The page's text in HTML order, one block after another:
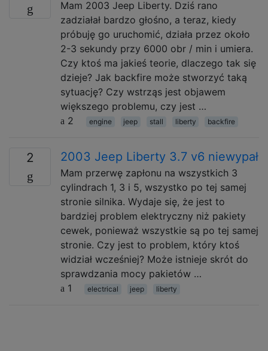
Mam 2003 Jeep Liberty. Dziś rano
zadziałał bardzo głośno, a teraz, kiedy
próbuję go uruchomić, działa przez około
2-3 sekundy przy 6000 obr / min i umiera.
Czy ktoś ma jakieś teorie, dlaczego tak się
dzieje? Jak backfire może stworzyć taką
sytuację? Czy wstrząs jest objawem
większego problemu, czy jest …
2
engine jeep stall liberty backfire
2 2003 Jeep Liberty 3.7 v6 niewypał
Mam przerwę zapłonu na wszystkich 3
cylindrach 1, 3 i 5, wszystko po tej samej
stronie silnika. Wydaje się, że jest to
bardziej problem elektryczny niż pakiety
cewek, ponieważ wszystkie są po tej samej
stronie. Czy jest to problem, który ktoś
widział wcześniej? Może istnieje skrót do
sprawdzania mocy pakietów …
1
electrical jeep liberty